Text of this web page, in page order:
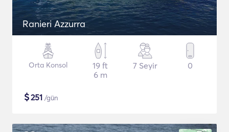
Ranieri Azzurra
Orta Konsol
19 ft
6 m
7 Seyir 0
$251 /gün